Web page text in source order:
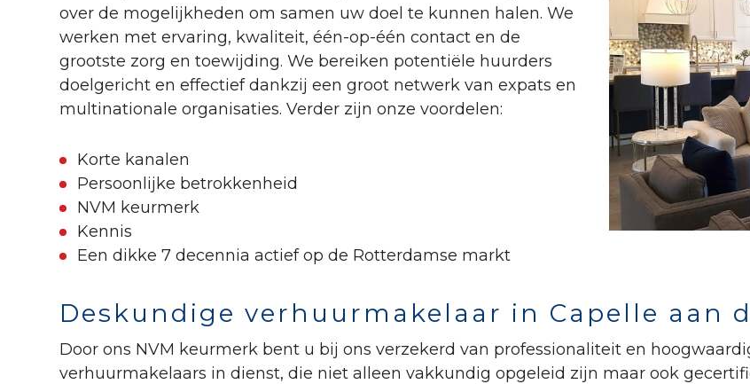
over de mogelijkheden om samen uw doel te kunnen halen. We
werken met ervaring, kwaliteit, één-op-één contact en de
grootste zorg en toewijding. We bereiken potentiële huurders
doelgericht en effectief dankzij een groot netwerk van expats en
multinationale organisaties. Verder zijn onze voordelen:
Korte kanalen
Persoonlijke betrokkenheid
NVM keurmerk
Kennis
Een dikke 7 decennia actief op de Rotterdamse markt
Deskundige verhuurmakelaar in Capelle aan
Door ons NVM keurmerk bent u bij ons verzekerd van professionaliteit en
verhuurmakelaars in dienst, die niet alleen vakkundig opgeleid zijn maar ook